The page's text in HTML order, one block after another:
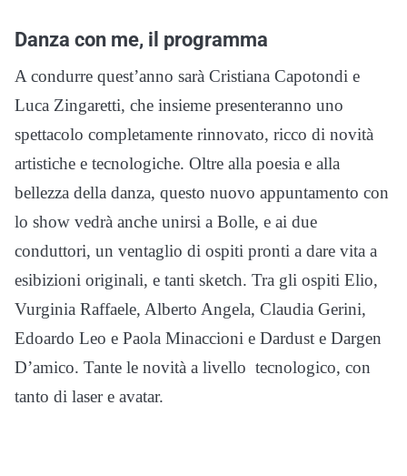
Danza con me, il programma
A condurre quest’anno sarà Cristiana Capotondi e
Luca Zingaretti, che insieme presenteranno uno
spettacolo completamente rinnovato, ricco di novità
artistiche e tecnologiche. Oltre alla poesia e alla
bellezza della danza, questo nuovo appuntamento con
lo show vedrà anche unirsi a Bolle, e ai due
conduttori, un ventaglio di ospiti pronti a dare vita a
esibizioni originali, e tanti sketch. Tra gli ospiti Elio,
Vurginia Raffaele, Alberto Angela, Claudia Gerini,
Edoardo Leo e Paola Minaccioni e Dardust e Dargen
D’amico. Tante le novità a livello tecnologico, con
tanto di laser e avatar.